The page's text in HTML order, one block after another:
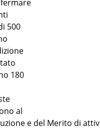
500
180
al
e del Merito di